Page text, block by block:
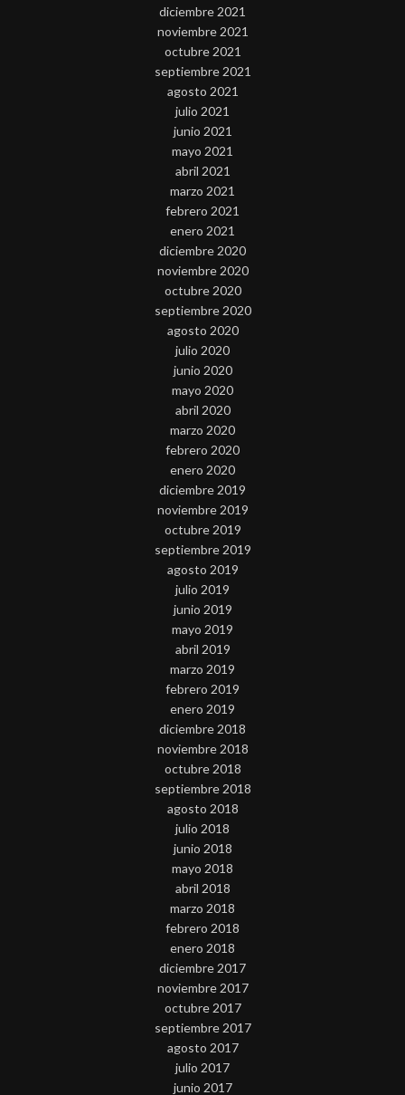
diciembre 2021
noviembre 2021
octubre 2021
septiembre 2021
agosto 2021
julio 2021
junio 2021
mayo 2021
abril 2021
marzo 2021
febrero 2021
enero 2021
diciembre 2020
noviembre 2020
octubre 2020
septiembre 2020
agosto 2020
julio 2020
junio 2020
mayo 2020
abril 2020
marzo 2020
febrero 2020
enero 2020
diciembre 2019
noviembre 2019
octubre 2019
septiembre 2019
agosto 2019
julio 2019
junio 2019
mayo 2019
abril 2019
marzo 2019
febrero 2019
enero 2019
diciembre 2018
noviembre 2018
octubre 2018
septiembre 2018
agosto 2018
julio 2018
junio 2018
mayo 2018
abril 2018
marzo 2018
febrero 2018
enero 2018
diciembre 2017
noviembre 2017
octubre 2017
septiembre 2017
agosto 2017
julio 2017
junio 2017